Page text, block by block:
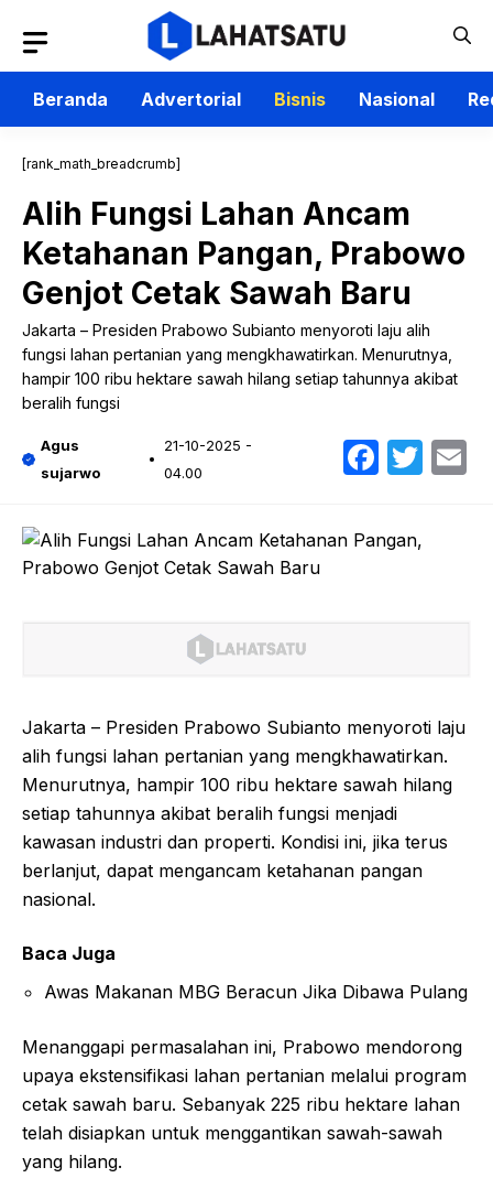
isi
Beranda
Advertorial Bisnis Nasional
[rank_math_breadcrumb]
Alih Fungsi Lahan Ancam
Ketahanan Pangan, Prabowo
Genjot Cetak Sawah Baru
Jakarta – Presiden Prabowo Subianto menyoroti laju alih
fungsi lahan pertanian yang mengkhawatirkan. Menurutnya,
hampir 100 ribu hektare sawah hilang setiap tahunnya akibat
beralih fungsi
Agus
sujarwo
21-10-2025 -
04.00
Jakarta – Presiden Prabowo Subianto menyoroti laju
alih fungsi lahan pertanian yang mengkhawatirkan.
Menurutnya, hampir 100 ribu hektare sawah hilang
setiap tahunnya akibat beralih fungsi menjadi
kawasan industri dan properti. Kondisi ini, jika terus
berlanjut, dapat mengancam ketahanan pangan
nasional.
Baca Juga
Awas Makanan MBG Beracun Jika Dibawa Pulang
Menanggapi permasalahan ini, Prabowo mendorong
upaya ekstensifikasi lahan pertanian melalui program
cetak sawah baru. Sebanyak 225 ribu hektare lahan
telah disiapkan untuk menggantikan sawah-sawah
yang hilang.